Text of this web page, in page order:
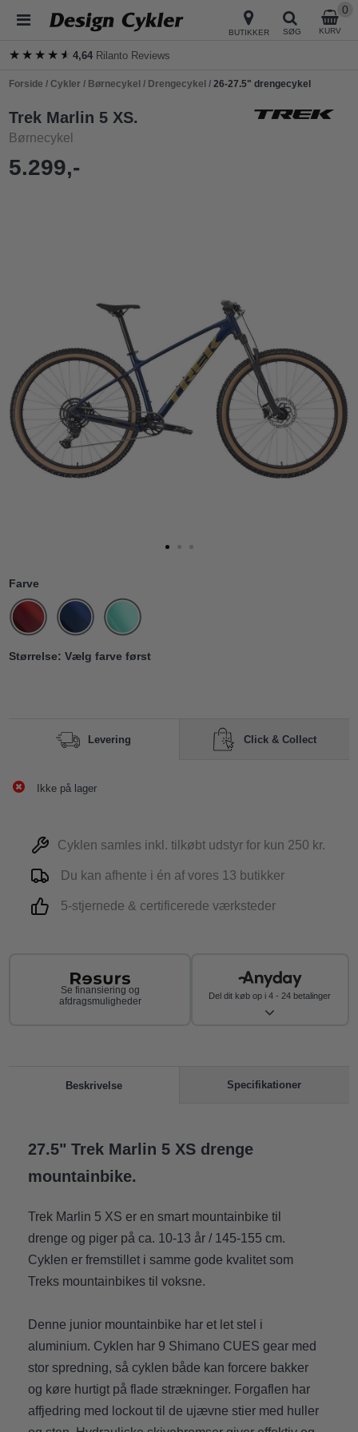
BUTIKKER SØG KURV
0
★★★★★
★★★★★4,64 Rilanto Reviews
Forside /Cykler / Børnecykel / Drengecykel /26-27.5" drengecykel
Trek Marlin 5 XS.
Børnecykel
5.299,-
Farve
Levering Click & Collect
Ikke på lager
Cyklen samles inkl. tilkøbt udstyr for kun 250 kr.
Du kan afhente i én af vores 13 butikker
5-stjernede & certificerede værksteder
Se finansiering og
afdragsmuligheder
Del dit køb op i 4 - 24 betalinger
Beskrivelse Specifikationer
27.5" Trek Marlin 5 XS drenge
mountainbike.
Trek Marlin 5 XS er en smart mountainbike til
drenge og piger på ca. 10-13 år / 145-155 cm.
Cyklen er fremstillet i samme gode kvalitet som
Treks mountainbikes til voksne.
Denne junior mountainbike har et let stel i
aluminium. Cyklen har 9 Shimano CUES gear med
stor spredning, så cyklen både kan forcere bakker
og køre hurtigt på flade strækninger. Forgaflen har
affjedring med lockout til de ujævne stier med huller